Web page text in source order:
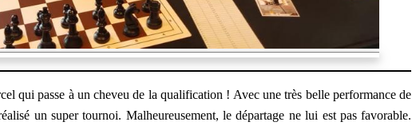
qui passe à un cheveu de la qualification ! Avec une très belle performance de
un super tournoi. Malheureusement, le départage ne lui est pas favorable.